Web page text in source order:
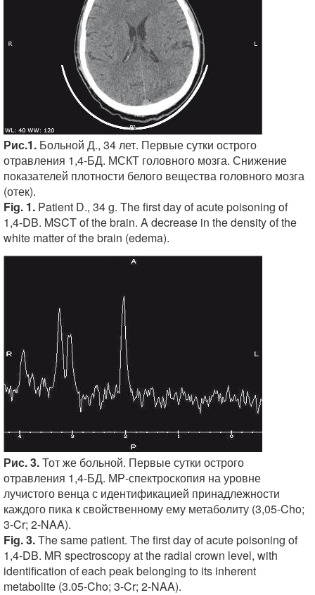
Рис.1. Больной Д., 34 лет. Первые сутки острого
отравления 1,4-БД. МСКТ головного мозга. Снижение
показателей плотности белого вещества головного мозга
(отек).
Fig. 1. Patient D., 34 g. The first day of acute poisoning of
1,4-DB. MSCT of the brain. A decrease in the density of the
white matter of the brain (edema).
Рис. 3.Тот же больной. Первые сутки острого
отравления 1,4-БД. МР-спектроскопия на уровне
лучистого венца с идентификацией принадлежности
каждого пика к свойственному ему метаболиту (3,05-Cho;
3-Cr; 2-NAA).
Fig. 3.The same patient. The first day of acute poisoning of
1,4-DB. MR spectroscopy at the radial crown level, with
identification of each peak belonging to its inherent
metabolite (3.05-Cho; 3-Cr; 2-NAA).